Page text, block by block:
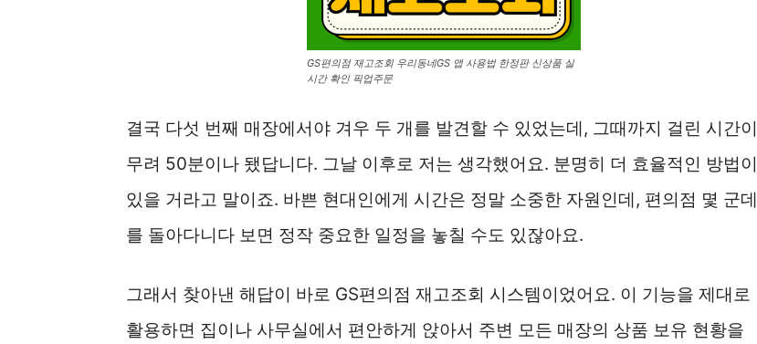
GS편의점 재고조회 우리동네GS 앱 사용법 한정판 신상품 실
시간 확인 픽업주문
결국 다섯 번째 매장에서야 겨우 두 개를 발견할 수 있었는데, 그때까지 걸린 시간이
무려 50분이나 됐답니다. 그날 이후로 저는 생각했어요. 분명히 더 효율적인 방법이
있을 거라고 말이죠. 바쁜 현대인에게 시간은 정말 소중한 자원인데, 편의점 몇 군데
를 돌아다니다 보면 정작 중요한 일정을 놓칠 수도 있잖아요.
그래서 찾아낸 해답이 바로 GS편의점 재고조회 시스템이었어요. 이 기능을 제대로
활용하면 집이나 사무실에서 편안하게 앉아서 주변 모든 매장의 상품 보유 현황을